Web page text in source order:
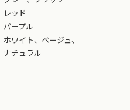
レッド
パープル
ホワイト、ベージュ、
ナチュラル